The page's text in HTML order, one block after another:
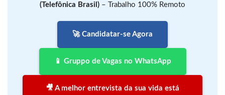
(Telefônica Brasil) – Trabalho 100% Remoto
🚀 Candidatar-se Agora
📱 Gruppo de Vagas no WhatsApp
🎥 A melhor entrevista da sua vida está